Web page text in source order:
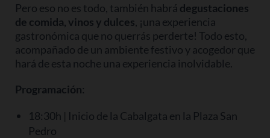
Pero eso no es todo, también habrá degustaciones
de comida, vinos y dulces, ¡una experiencia
gastronómica que no querrás perderte! Todo esto,
acompañado de un ambiente festivo y acogedor que
hará de esta noche una experiencia inolvidable.
Programación:
18:30h | Inicio de la Cabalgata en la Plaza San
Pedro